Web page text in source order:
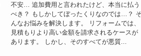
不安… 追加費用と言われたけど、本当に払う
べき？ もしかしてぼったくりなのでは…？ そ
んなお悩みを解決します。 リフォームでは、
見積もりより高い金額を請求されるケースが
あります。 しかし、そのすべてが悪質...